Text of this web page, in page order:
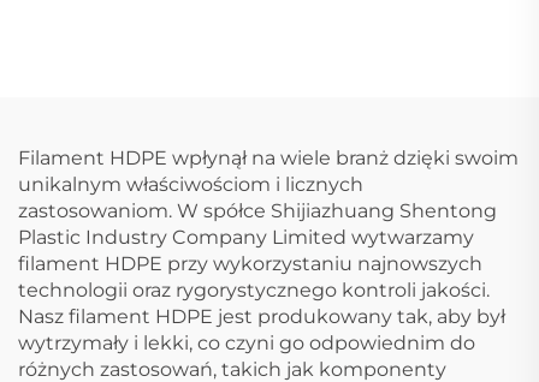
Filament HDPE wpłynął na wiele branż dzięki swoim
unikalnym właściwościom i licznych
zastosowaniom. W spółce Shijiazhuang Shentong
Plastic Industry Company Limited wytwarzamy
filament HDPE przy wykorzystaniu najnowszych
technologii oraz rygorystycznego kontroli jakości.
Nasz filament HDPE jest produkowany tak, aby był
wytrzymały i lekki, co czyni go odpowiednim do
różnych zastosowań, takich jak komponenty